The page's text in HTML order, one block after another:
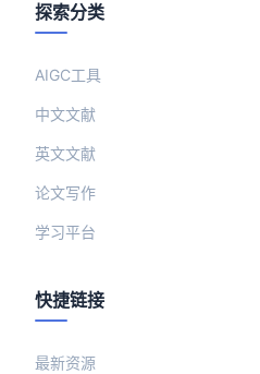
探索分类
AIGC工具
中文文献
英文文献
论文写作
学习平台
快捷链接
最新资源